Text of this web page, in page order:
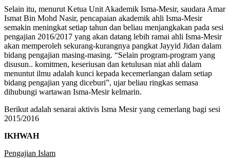
Selain itu, menurut Ketua Unit Akademik Isma-Mesir, saudara Amar
Ismat Bin Mohd Nasir, pencapaian akademik ahli Isma-Mesir
semakin meningkat setiap tahun dan beliau menjangkakan pada sesi
pengajian 2016/2017 yang akan datang lebih ramai ahli Isma-Mesir
akan memperoleh sekurang-kurangnya pangkat Jayyid Jidan dalam
bidang pengajian masing-masing. “Selain program-program yang
disusun.. komitmen, keseriusan dan ketulusan niat ahli dalam
menuntut ilmu adalah kunci kepada kecemerlangan dalam setiap
bidang pengajian yang diceburi”, ujar beliau ringkas semasa
dihubungi wartawan Isma-Mesir kelmarin.
Berikut adalah senarai aktivis Isma Mesir yang cemerlang bagi sesi
2015/2016
IKHWAH
Pengajian Islam